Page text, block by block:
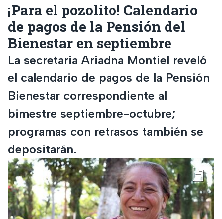
¡Para el pozolito! Calendario
de pagos de la Pensión del
Bienestar en septiembre
La secretaria Ariadna Montiel reveló
el calendario de pagos de la Pensión
Bienestar correspondiente al
bimestre septiembre-octubre;
programas con retrasos también se
depositarán.